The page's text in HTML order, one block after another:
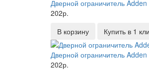
Дверной ограничитель
202р.
В корзину
Купить в 1
Дверной ограничитель
202р.